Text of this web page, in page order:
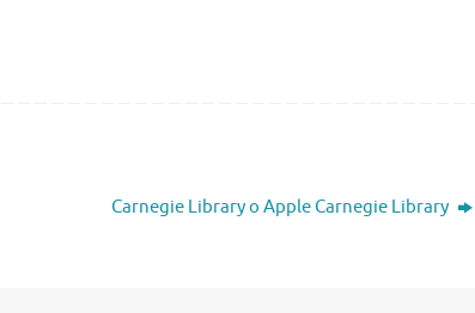
Carnegie Library o Apple Carnegie Library